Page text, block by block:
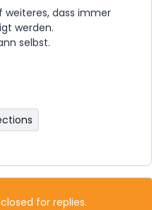
dass immer
werden.
selbst.
for replies.